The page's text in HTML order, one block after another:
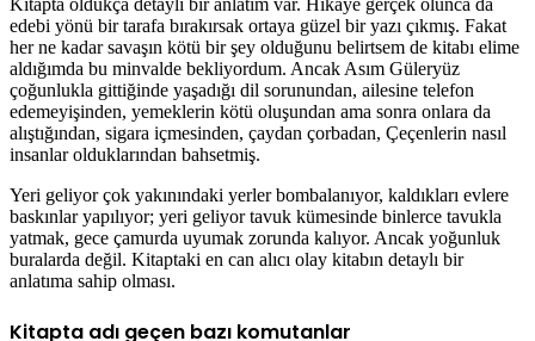
edebi yönü bir tarafa bırakırsak ortaya güzel bir yazı çıkmış. Fakat
her ne kadar savaşın kötü bir şey olduğunu belirtsem de kitabı elime
aldığımda bu minvalde bekliyordum. Ancak Asım Güleryüz
çoğunlukla gittiğinde yaşadığı dil sorunundan, ailesine telefon
edemeyişinden, yemeklerin kötü oluşundan ama sonra onlara da
alıştığından, sigara içmesinden, çaydan çorbadan, Çeçenlerin nasıl
insanlar olduklarından bahsetmiş.
Yeri geliyor çok yakınındaki yerler bombalanıyor, kaldıkları evlere
baskınlar yapılıyor; yeri geliyor tavuk kümesinde binlerce tavukla
yatmak, gece çamurda uyumak zorunda kalıyor. Ancak yoğunluk
buralarda değil. Kitaptaki en can alıcı olay kitabın detaylı bir
anlatıma sahip olması.
Kitapta adı geçen bazı komutanlar